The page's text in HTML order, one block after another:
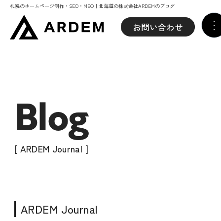
札幌のホームページ制作・SEO・MEO｜北海道の株式会社ARDEMのブログ
お問い合わせ
Blog
[ ARDEM Journal ]
ARDEM Journal